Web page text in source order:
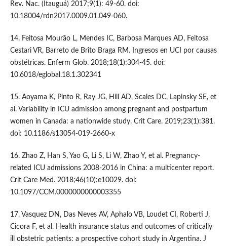
Rev. Nac. (Itauguá) 2017;9(1): 49-60. doi:
10.18004/rdn2017.0009.01.049-060.
14. Feitosa Mourão L, Mendes IC, Barbosa Marques AD, Feitosa
Cestari VR, Barreto de Brito Braga RM. Ingresos en UCI por causas
obstétricas. Enferm Glob. 2018;18(1):304-45. doi:
10.6018/eglobal.18.1.302341
15. Aoyama K, Pinto R, Ray JG, Hill AD, Scales DC, Lapinsky SE, et
al. Variability in ICU admission among pregnant and postpartum
women in Canada: a nationwide study. Crit Care. 2019;23(1):381.
doi: 10.1186/s13054-019-2660-x
16. Zhao Z, Han S, Yao G, Li S, Li W, Zhao Y, et al. Pregnancy-
related ICU admissions 2008-2016 in China: a multicenter report.
Crit Care Med. 2018;46(10):e10029. doi:
10.1097/CCM.0000000000003355
17. Vasquez DN, Das Neves AV, Aphalo VB, Loudet CI, Roberti J,
Cicora F, et al. Health insurance status and outcomes of critically
ill obstetric patients: a prospective cohort study in Argentina. J